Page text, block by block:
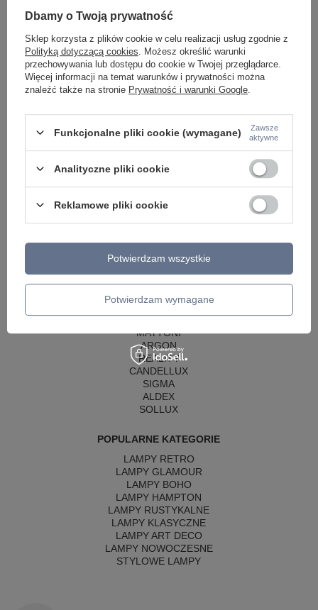
ŻYRANDOLE
ŻYRANDOLE KRYSZTAŁOWE
LAMPY WISZĄCE CZARNE
LAMPY WISZĄCE - OKRĘGI
KINKIETY DO SYPIALNI
LAMPY SUFITOWE OKRĄGŁE
LAMPY ZEWNĘTRZNE
LAMPY OGRODOWE - WISZĄCE
LAMPY SOLARNE
KINKIETY OGRODOWE
OŚWIETLENIE SCHODÓW ZEWNĘTRZNE
PRODUCENCI
AZZARDO
ITALUX
MAYTONI
ARGON
REALITY
CANDELLUX
SIGMA
ALDEX
SOLLUX
POPULARNE KATEGORIE
LAMPY RETRO
LAMPY GLAMOUR
LAMPY BOHO
LAMPY HAMPTON
LAMPY RUSTYKALNE
LAMPY KLASYCZNE
LAMPY ART DECO
LAMPY NOWOCZESNE
STYLOWE LAMPY
Dbamy o Twoją prywatność
Sklep korzysta z plików cookie w celu realizacji usług zgodnie z
Polityką dotyczącą cookies . Możesz określić warunki
przechowywania lub dostępu do cookie w Twojej przeglądarce.
Więcej informacji na temat warunków i prywatności można
znaleźć także na stronie Prywatność i warunki Google
Funkcjonalne pliki cookie (wymagane)
Zawsze
aktywne
Analityczne pliki cookie
Reklamowe pliki cookie
Potwierdzam wymagane
Potwierdzam wszystkie